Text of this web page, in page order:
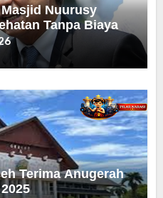
Nuurusy
Tanpa Biaya
Terima Anugerah